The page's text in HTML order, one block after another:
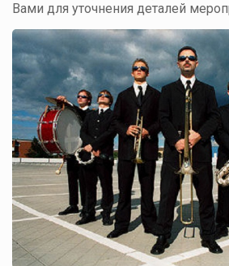
Вами для уточнения деталей